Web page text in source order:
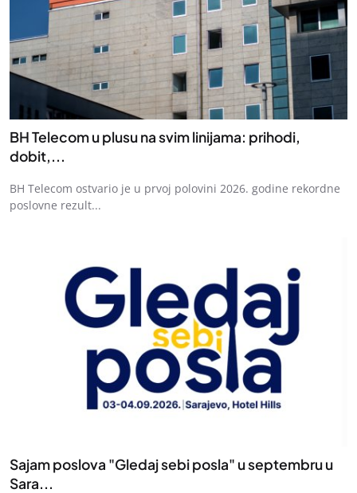
BH Telecom u plusu na svim linijama: prihodi,
dobit,...
BH Telecom ostvario je u prvoj polovini 2026. godine rekordne
poslovne rezult...
Sajam poslova "Gledaj sebi posla" u septembru u
Sara...